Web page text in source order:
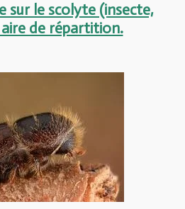
le scolyte (insecte,
de répartition.